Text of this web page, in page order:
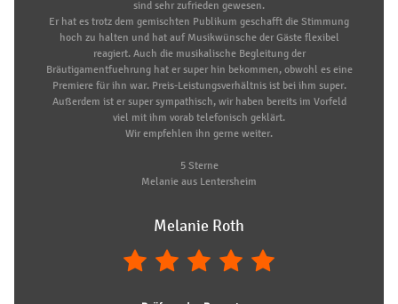
sind sehr zufrieden gewesen.
Er hat es trotz dem gemischten Publikum geschafft die Stimmung
hoch zu halten und hat auf Musikwünsche der Gäste flexibel
reagiert. Auch die musikalische Begleitung der
Bräutigamentfuehrung hat er super hin bekommen, obwohl es eine
Premiere für ihn war. Preis-Leistungsverhältnis ist bei ihm super.
Außerdem ist er super sympathisch, wir haben bereits im Vorfeld
viel mit ihm vorab telefonisch geklärt.
Wir empfehlen ihn gerne weiter.
5 Sterne
Melanie aus Lentersheim
Melanie Roth